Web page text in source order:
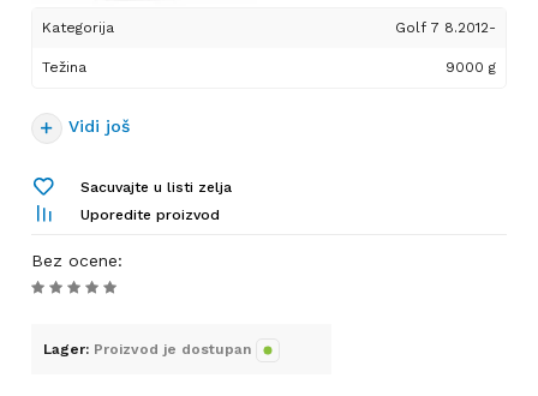
Kategorija Golf 7 8.2012-
Težina 9000 g
Vidi još
Sacuvajte u listi zelja
Uporedite proizvod
Bez ocene:
Lager: Proizvod je dostupan